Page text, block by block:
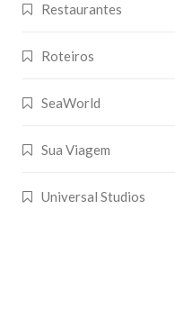
Restaurantes
Roteiros
SeaWorld
Sua Viagem
Universal Studios